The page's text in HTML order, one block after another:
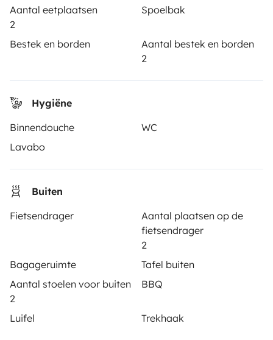
Aantal eetplaatsen
2
Spoelbak
Bestek en borden
Aantal bestek en borden
2
Hygiëne
Binnendouche
WC
Lavabo
Buiten
Fietsendrager
Aantal plaatsen op de
fietsendrager
2
Bagageruimte
Tafel buiten
Aantal stoelen voor buiten
2
BBQ
Luifel Trekhaak
Je eerste stappen in de camperwereld
Reviews van huurders
Plaats een advertentie
Huurcontract
Verzekering
Pechhulp
Beveiligde betaalmethoden